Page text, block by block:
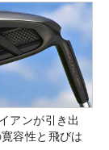
アンが引き出
容性と飛びは